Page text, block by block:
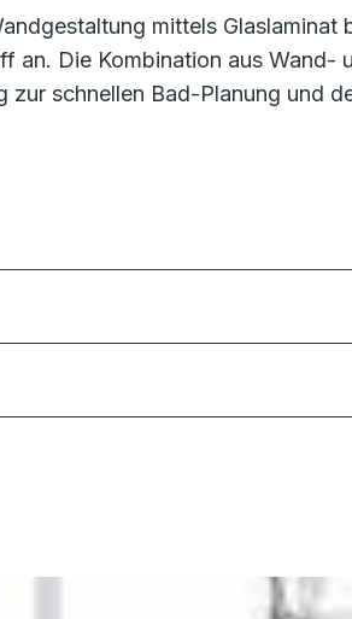
mittels Glaslaminat
an. Die Kombination aus Wand-
schnellen Bad-Planung und